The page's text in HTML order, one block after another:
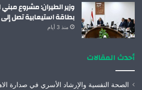
بطاقة استيعابية تصل إلى 40 مليون راكب سنوياً
منذ 3 أيام
أحدث المقالات
الصحة النفسية والإرشاد الأسري في صدارة